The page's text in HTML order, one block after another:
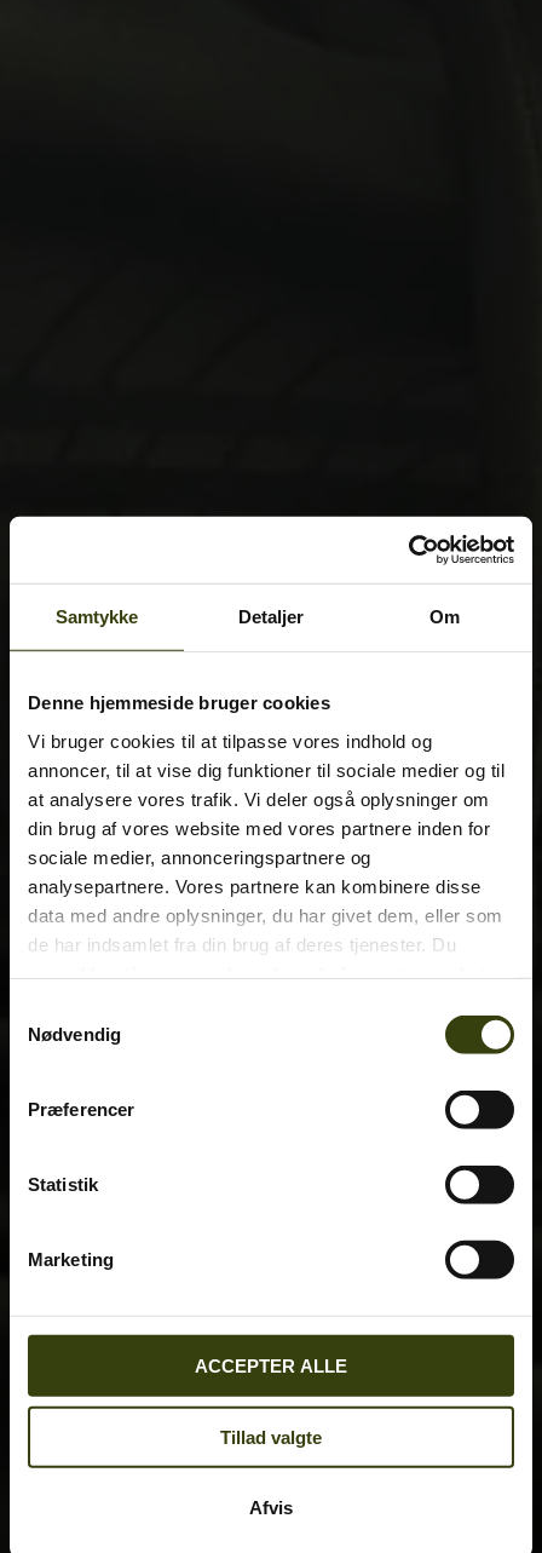
Samtykke Detaljer Om
Denne hjemmeside bruger cookies
Vi bruger cookies til at tilpasse vores indhold og
annoncer, til at vise dig funktioner til sociale medier og til
at analysere vores trafik. Vi deler også oplysninger om
din brug af vores website med vores partnere inden for
sociale medier, annonceringspartnere og
analysepartnere. Vores partnere kan kombinere disse
data med andre oplysninger, du har givet dem, eller som
de har indsamlet fra din brug af deres tjenester. Du
Nødvendig
Præferencer
Statistik
Marketing
ACCEPTER ALLE
Tillad valgte
Afvis